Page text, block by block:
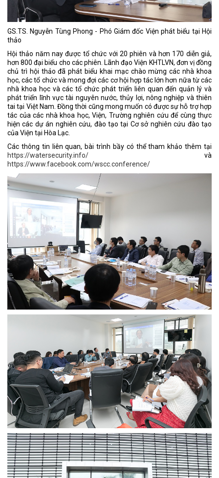
GS.TS. Nguyễn Tùng Phong - Phó Giám đốc Viện phát biểu tại Hội
thảo
Hội thảo năm nay được tổ chức với 20 phiên và hơn 170 diễn giả,
hơn 800 đại biểu cho các phiên. Lãnh đạo Viện KHTLVN, đơn vị đồng
chủ trì hội thảo đã phát biểu khai mạc chào mừng các nhà khoa
học, các tổ chức và mong đợi các cơ hội hợp tác lớn hơn nữa từ các
nhà khoa học và các tổ chức phát triển liên quan đến quản lý và
phát triển lĩnh vực tài nguyên nước, thủy lợi, nông nghiệp và thiên
tai tại Việt Nam. Đồng thời cũng mong muốn có được sự hỗ trợ hợp
tác của các nhà khoa học, Viện, Trường nghiên cứu để cùng thực
hiện các dự án nghiên cứu, đào tạo tại Cơ sở nghiên cứu đào tạo
của Viện tại Hòa Lạc.
Các thông tin liên quan, bài trình bầy có thể tham khảo thêm tại
https://watersecurity.info/ và
https://www.facebook.com/wscc.conference/